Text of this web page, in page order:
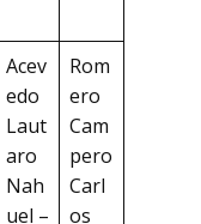
Acev
edo
Laut
aro
Nah
uel –
Rom
ero
Cam
pero
Carl
os